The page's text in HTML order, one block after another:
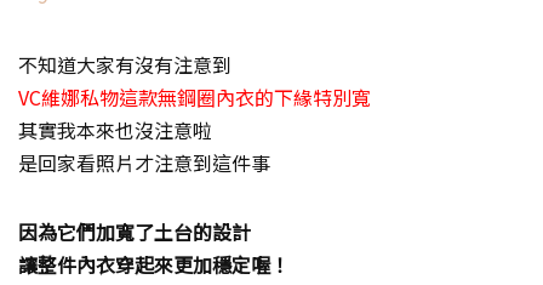
不知道大家有沒有注意到
VC維娜私物這款無鋼圈內衣的下緣特別寬
其實我本來也沒注意啦
是回家看照片才注意到這件事
因為它們加寬了土台的設計
讓整件內衣穿起來更加穩定喔！